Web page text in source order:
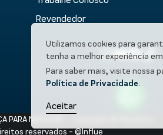
Utilizamos cookies para
tenha a melhor experiência
Para saber mais, visite nossa
Política de Privacidade.
Aceitar
Revendedor
PARA NAVEGAR – Copyright © Fibrafort,
reservados -@Influe